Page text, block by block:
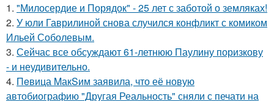
1. "Милосердие и Порядок" - 25 лет с заботой о земляках!
2. У юли Гаврилиной снова случился конфликт с комиком
Ильей Соболевым.
3. Сейчас все обсуждают 61-летнюю Паулину поризкову
- и неудивительно.
4. Пeвица MакSим заявила, что её новую
автобиографию "Другая Реальность" сняли с печати на